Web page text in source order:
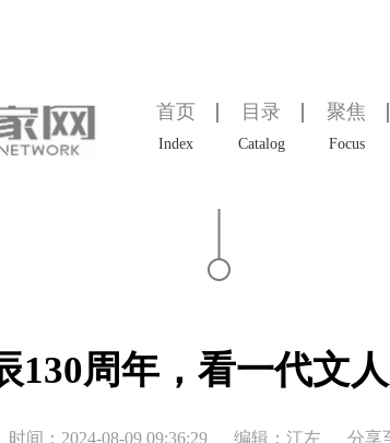
首页
Index
目录
Catalog
聚焦
Focus
130周年，看一代文
时间：2024-08-09 09:36:29 编辑：江左 分享